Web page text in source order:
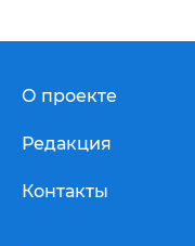
О проекте
Редакция
Контакты